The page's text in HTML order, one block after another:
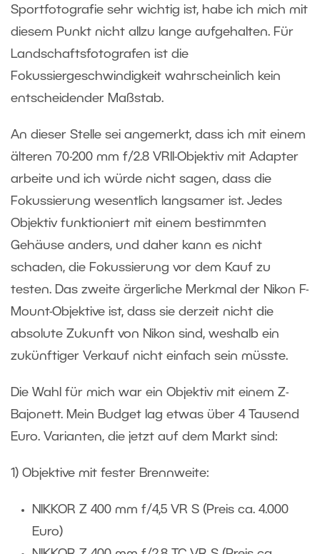
Sportfotografie sehr wichtig ist, habe ich mich mit
diesem Punkt nicht allzu lange aufgehalten. Für
Landschaftsfotografen ist die
Fokussiergeschwindigkeit wahrscheinlich kein
entscheidender Maßstab.
An dieser Stelle sei angemerkt, dass ich mit einem
älteren 70-200 mm f/2.8 VRII-Objektiv mit Adapter
arbeite und ich würde nicht sagen, dass die
Fokussierung wesentlich langsamer ist. Jedes
Objektiv funktioniert mit einem bestimmten
Gehäuse anders, und daher kann es nicht
schaden, die Fokussierung vor dem Kauf zu
testen. Das zweite ärgerliche Merkmal der Nikon F-
Mount-Objektive ist, dass sie derzeit nicht die
absolute Zukunft von Nikon sind, weshalb ein
zukünftiger Verkauf nicht einfach sein müsste.
Die Wahl für mich war ein Objektiv mit einem Z-
Bajonett. Mein Budget lag etwas über 4 Tausend
Euro. Varianten, die jetzt auf dem Markt sind:
1) Objektive mit fester Brennweite:
NIKKOR Z 400 mm f/4,5 VR S (Preis ca. 4.000
Euro)